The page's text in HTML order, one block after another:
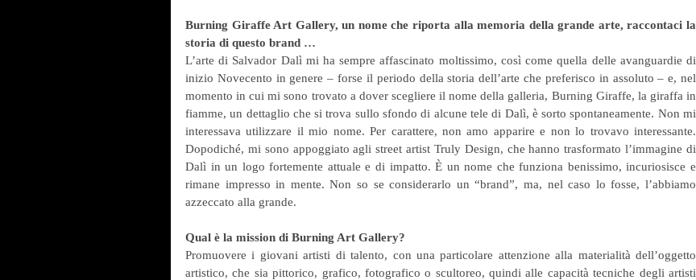
Burning Giraffe Art Gallery, un nome che riporta alla memoria della grande arte, raccontaci la
storia di questo brand …
L’arte di Salvador Dalì mi ha sempre affascinato moltissimo, così come quella delle avanguardie di
inizio Novecento in genere – forse il periodo della storia dell’arte che preferisco in assoluto – e, nel
momento in cui mi sono trovato a dover scegliere il nome della galleria, Burning Giraffe, la giraffa in
fiamme, un dettaglio che si trova sullo sfondo di alcune tele di Dalì, è sorto spontaneamente. Non mi
interessava utilizzare il mio nome. Per carattere, non amo apparire e non lo trovavo interessante.
Dopodiché, mi sono appoggiato agli street artist Truly Design, che hanno trasformato l’immagine di
Dalì in un logo fortemente attuale e di impatto. È un nome che funziona benissimo, incuriosisce e
rimane impresso in mente. Non so se considerarlo un “brand”, ma, nel caso lo fosse, l’abbiamo
azzeccato alla grande.
Qual è la mission di Burning Art Gallery?
Promuovere i giovani artisti di talento, con una particolare attenzione alla materialità dell’oggetto
artistico, che sia pittorico, grafico, fotografico o scultoreo, quindi alle capacità tecniche degli artisti